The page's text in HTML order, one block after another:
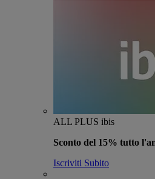
ALL PLUS ibis
Sconto del 15% tutto
Iscriviti Subito